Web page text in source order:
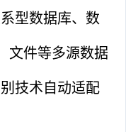
型数据库、数
文件等多源数据
技术自动适配